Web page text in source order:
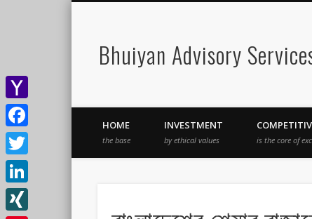
Bhuiyan Advisory
HOME
the base
INVESTMENT
by ethical values is the core of
Yahoo
Mail
Facebook
Twitter
LinkedIn